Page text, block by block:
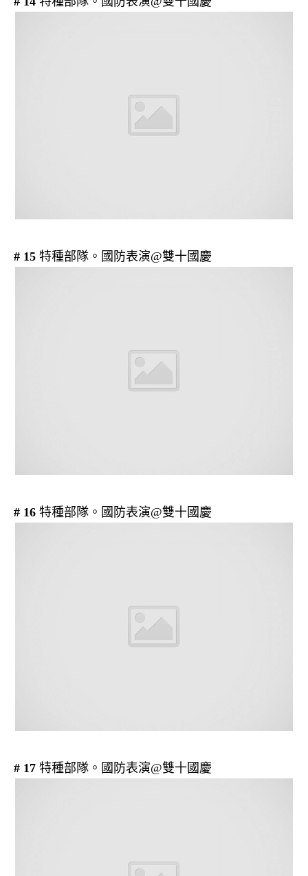
# 15 特種部隊。國防表演@雙十國慶
# 16 特種部隊。國防表演@雙十國慶
# 17 特種部隊。國防表演@雙十國慶